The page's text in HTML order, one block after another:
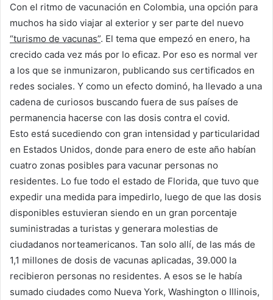
Con el ritmo de vacunación en Colombia, una opción para
muchos ha sido viajar al exterior y ser parte del nuevo
“turismo de vacunas”. El tema que empezó en enero, ha
crecido cada vez más por lo eficaz. Por eso es normal ver
a los que se inmunizaron, publicando sus certificados en
redes sociales. Y como un efecto dominó, ha llevado a una
cadena de curiosos buscando fuera de sus países de
permanencia hacerse con las dosis contra el covid.
Esto está sucediendo con gran intensidad y particularidad
en Estados Unidos, donde para enero de este año habían
cuatro zonas posibles para vacunar personas no
residentes. Lo fue todo el estado de Florida, que tuvo que
expedir una medida para impedirlo, luego de que las dosis
disponibles estuvieran siendo en un gran porcentaje
suministradas a turistas y generara molestias de
ciudadanos norteamericanos. Tan solo allí, de las más de
1,1 millones de dosis de vacunas aplicadas, 39.000 la
recibieron personas no residentes. A esos se le había
sumado ciudades como Nueva York, Washington o Illinois,